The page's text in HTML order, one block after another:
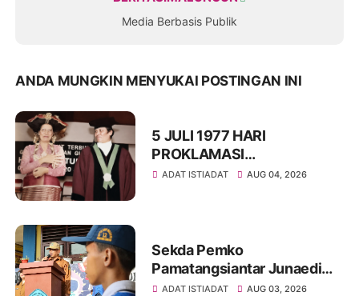
Media Berbasis Publik
ANDA MUNGKIN MENYUKAI POSTINGAN INI
5 JULI 1977 HARI
PROKLAMASI
KEMERDEKAAN BAHASA
ADAT ISTIADAT AUG 04, 2026
Sekda Pemko
Pamatangsiantar Junaedi
Sitanggang Pembina
ADAT ISTIADAT AUG 03, 2026